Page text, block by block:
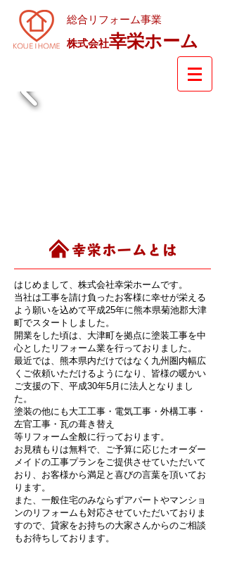
総合リフォーム事業
株式会社幸栄ホーム
はじめまして、株式会社幸栄ホームです。
当社は工事を請け負ったお客様に幸せが栄える
よう願いを込めて平成25年に熊本県菊池郡大津
町でスタートしました。
開業をした頃は、大津町を拠点に塗装工事を中
心としたリフォーム業を行っておりました。
最近では、熊本県内だけではなく九州圏内幅広
くご依頼いただけるようになり、皆様の暖かい
ご支援の下、平成30年5月に法人となりまし
た。
塗装の他にも大工工事・電気工事・外構工事・
左官工事・瓦の葺き替え
等リフォーム全般に行っております。
お見積もりは無料で、ご予算に応じたオーダー
メイドの工事プランをご提供させていただいて
おり、お客様から満足と喜びの言葉を頂いてお
ります。
また、一般住宅のみならずアパートやマンショ
ンのリフォームも対応させていただいておりま
すので、貸家をお持ちの大家さんからのご相談
もお待ちしております。